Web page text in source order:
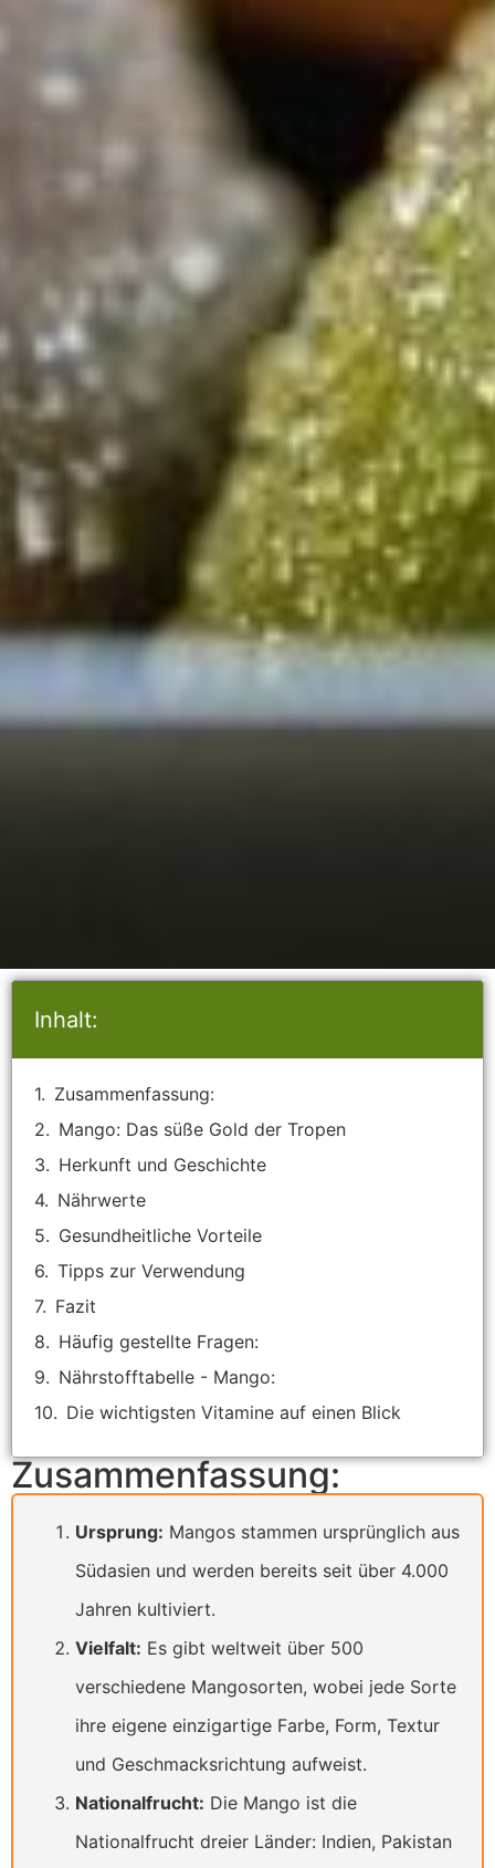
Inhalt:
Zusammenfassung:
Mango: Das süße Gold der Tropen
Herkunft und Geschichte
Nährwerte
Gesundheitliche Vorteile
Tipps zur Verwendung
Fazit
Häufig gestellte Fragen:
Nährstofftabelle - Mango:
Die wichtigsten Vitamine auf einen Blick
Zusammenfassung:
Ursprung: Mangos stammen ursprünglich aus
Südasien und werden bereits seit über 4.000
Jahren kultiviert.
Vielfalt: Es gibt weltweit über 500
verschiedene Mangosorten, wobei jede Sorte
ihre eigene einzigartige Farbe, Form, Textur
und Geschmacksrichtung aufweist.
Nationalfrucht: Die Mango ist die
Nationalfrucht dreier Länder: Indien, Pakistan